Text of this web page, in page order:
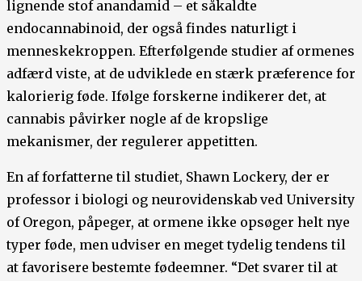
lignende stof anandamid – et såkaldte
endocannabinoid, der også findes naturligt i
menneskekroppen. Efterfølgende studier af ormenes
adfærd viste, at de udviklede en stærk præference for
kalorierig føde. Ifølge forskerne indikerer det, at
cannabis påvirker nogle af de kropslige
mekanismer, der regulerer appetitten.
En af forfatterne til studiet, Shawn Lockery, der er
professor i biologi og neurovidenskab ved University
of Oregon, påpeger, at ormene ikke opsøger helt nye
typer føde, men udviser en meget tydelig tendens til
at favorisere bestemte fødeemner. “Det svarer til at